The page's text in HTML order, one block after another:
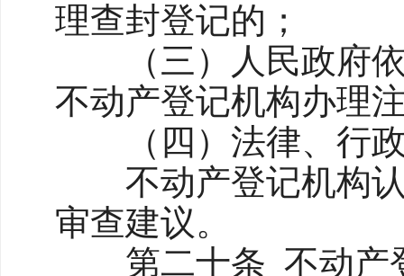
理查封登记的；
（三）人民政府依
不动产登记机构办理
（四）法律、行政
不动产登记机构认
审查建议。
第二十条 不动产登